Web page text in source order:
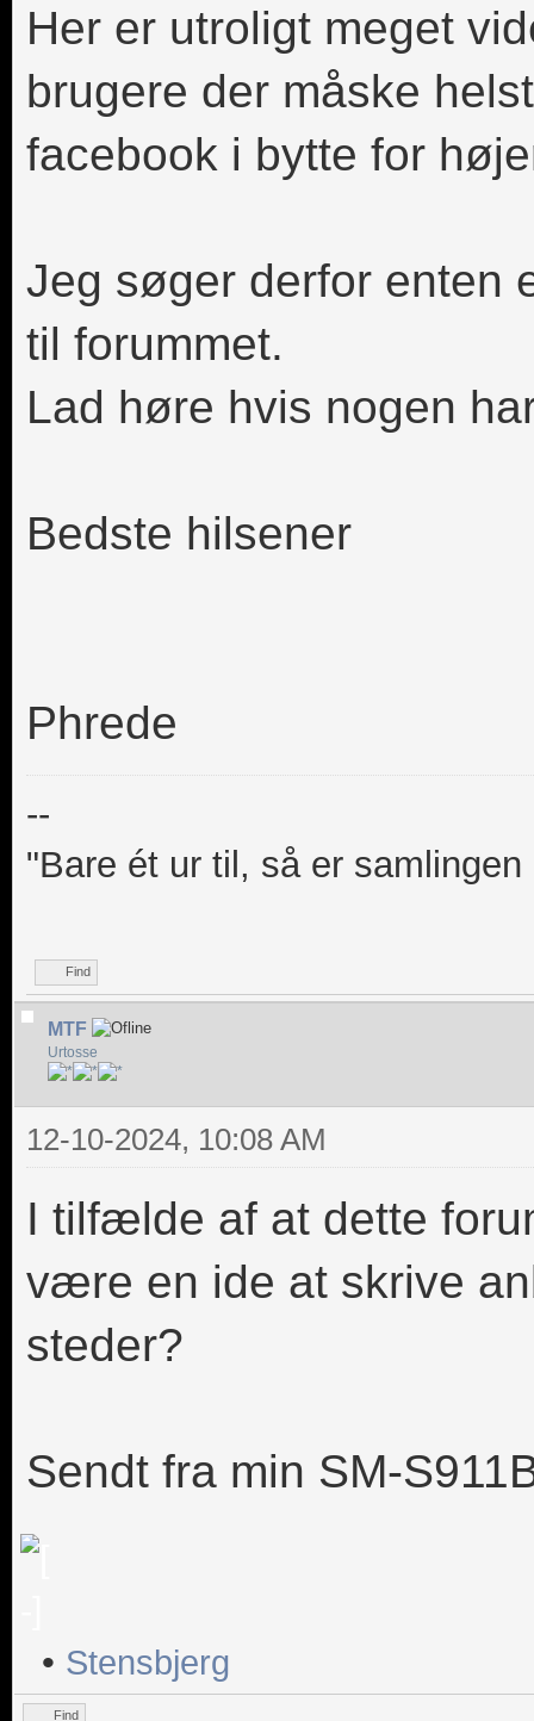
Her er utroligt meget
brugere der måske
facebook i bytte for
Jeg søger derfor enten
til forummet.
Lad høre hvis nogen
Bedste hilsener
Phrede
--
"Bare ét ur til, så er
Find
MTF
Urtosse
12-10-2024, 10:08 AM
I tilfælde af at dette
være en ide at skrive
steder?
Sendt fra min SM-
• Stensbjerg
Find